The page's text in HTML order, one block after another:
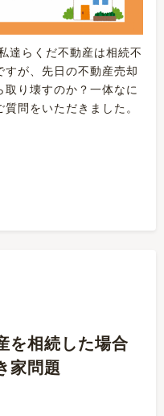
達らくだ不動産は相続不
が、先日の不動産売却
り壊すのか？一体なに
問をいただきました。
を相続した場合
家問題